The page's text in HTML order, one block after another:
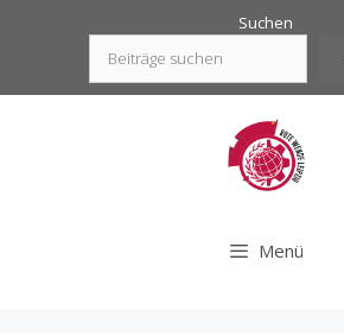
Suchen
Menü